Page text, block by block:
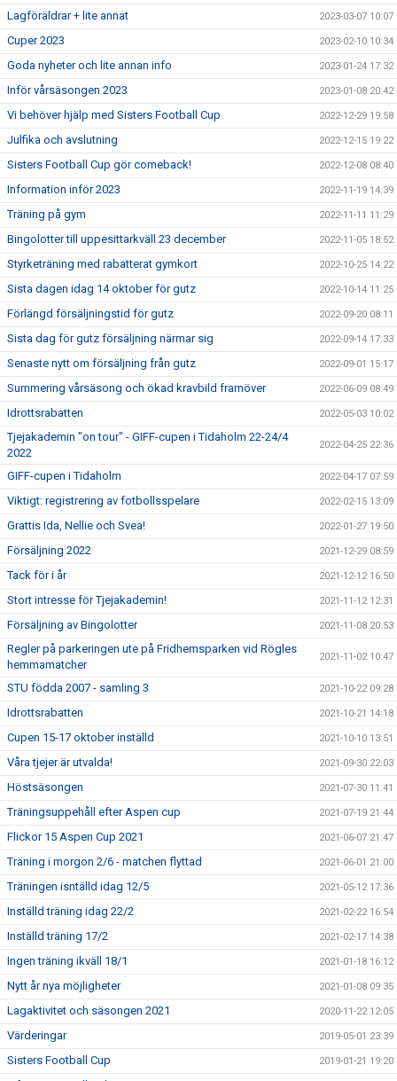
Lagföräldrar + lite annat 2023-03-07 10:07
Cuper 2023 2023-02-10 10:34
Goda nyheter och lite annan info 2023-01-24 17:32
Inför vårsäsongen 2023 2023-01-08 20:42
Vi behöver hjälp med Sisters Football Cup 2022-12-29 19:58
Julfika och avslutning 2022-12-15 19:22
Sisters Football Cup gör comeback! 2022-12-08 08:40
Information inför 2023 2022-11-19 14:39
Träning på gym 2022-11-11 11:29
Bingolotter till uppesittarkväll 23 december 2022-11-05 18:52
Styrketräning med rabatterat gymkort 2022-10-25 14:22
Sista dagen idag 14 oktober för gutz 2022-10-14 11:25
Förlängd försäljningstid för gutz 2022-09-20 08:11
Sista dag för gutz försäljning närmar sig 2022-09-14 17:33
Senaste nytt om försäljning från gutz 2022-09-01 15:17
Summering vårsäsong och ökad kravbild framöver 2022-06-09 08:49
Idrottsrabatten 2022-05-03 10:02
Tjejakademin "on tour" - GIFF-cupen i Tidaholm 22-24/4
2022
2022-04-25 22:36
GIFF-cupen i Tidaholm 2022-04-17 07:59
Viktigt: registrering av fotbollsspelare 2022-02-15 13:09
Grattis Ida, Nellie och Svea! 2022-01-27 19:50
Försäljning 2022 2021-12-29 08:59
Tack för i år 2021-12-12 16:50
Stort intresse för Tjejakademin! 2021-11-12 12:31
Försäljning av Bingolotter 2021-11-08 20:53
Regler på parkeringen ute på Fridhemsparken vid Rögles
hemmamatcher
2021-11-02 10:47
STU födda 2007 - samling 3 2021-10-22 09:28
Idrottsrabatten 2021-10-21 14:18
Cupen 15-17 oktober inställd 2021-10-10 13:51
Våra tjejer är utvalda! 2021-09-30 22:03
Höstsäsongen 2021-07-30 11:41
Träningsuppehåll efter Aspen cup 2021-07-19 21:44
Flickor 15 Aspen Cup 2021 2021-06-07 21:47
Träning i morgon 2/6 - matchen flyttad 2021-06-01 21:00
Träningen isntälld idag 12/5 2021-05-12 17:36
Inställd träning idag 22/2 2021-02-22 16:54
Inställd träning 17/2 2021-02-17 14:38
Ingen träning ikväll 18/1 2021-01-18 16:12
Nytt år nya möjligheter 2021-01-08 09:35
Lagaktivitet och säsongen 2021 2020-11-22 12:05
Värderingar 2019-05-01 23:39
Sisters Football Cup 2019-01-21 19:20